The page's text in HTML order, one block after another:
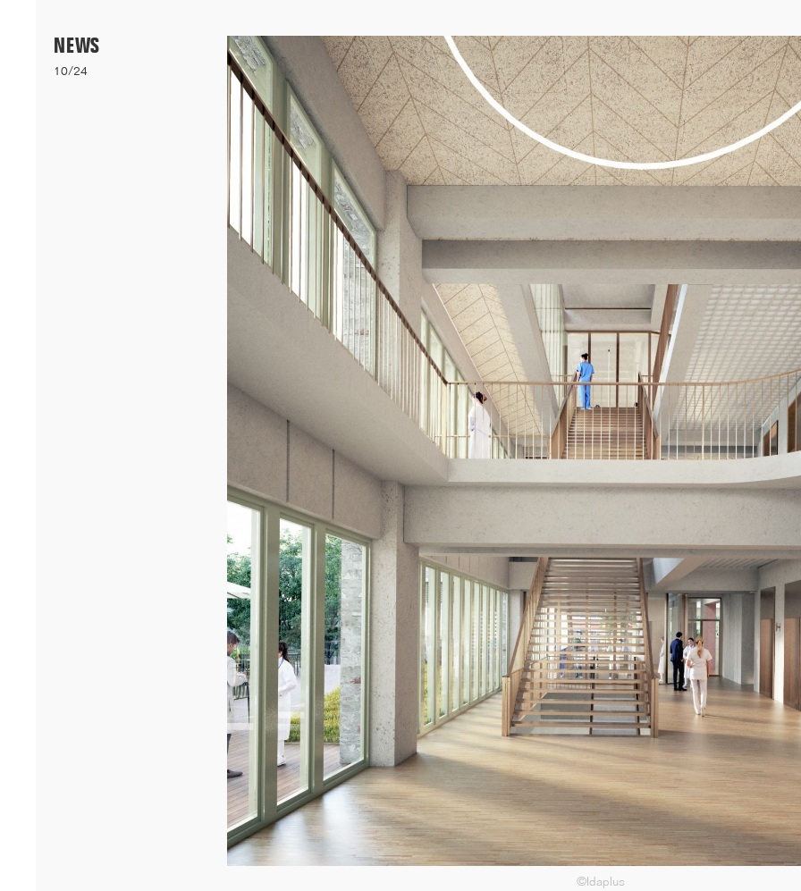
Nos logements bioclimatiques pour les étudiants de l'Université
Cheikh Anta Diop de Dakar remportent le prixA+AWARDS 2026
04/26
INAUGURATION ZANNIER HOTELS BENDOR
Après six ans de présence sur le projet de Renaissance de l'île de
Bendor dans le Var, don...[...]
INAUGURATION DES BUREAUX PASTEUR
Ce 15 décembre, les bureaux du 90 Bd Pasteur à Paris ont été
inaugurés sous le signe de la fidél...[...]
11/25
CAMPUS SORBONNE PITIÉ-SALPÊTRIÈRE :
PROJET LAURÉAT
Notre projet est lauréat pour la rénovation de la faculté de
médecine de Paris située 91, Boulevard de l'...[...]
NEWS
10/24
©Idaplus